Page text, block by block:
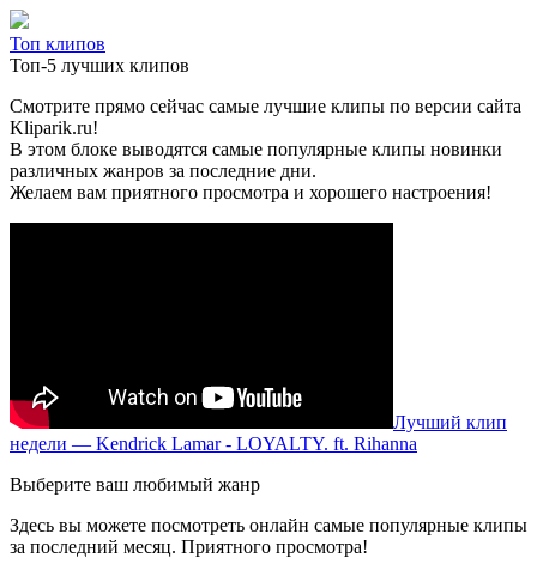
Топ клипов
Топ-5 лучших клипов
Смотрите прямо сейчас самые лучшие клипы по версии сайта
Kliparik.ru!
В этом блоке выводятся самые популярные клипы новинки
различных жанров за последние дни.
Желаем вам приятного просмотра и хорошего настроения!
Лучший клип
недели — Kendrick Lamar - LOYALTY. ft. Rihanna
Выберите ваш любимый жанр
Здесь вы можете посмотреть онлайн самые популярные клипы
за последний месяц. Приятного просмотра!